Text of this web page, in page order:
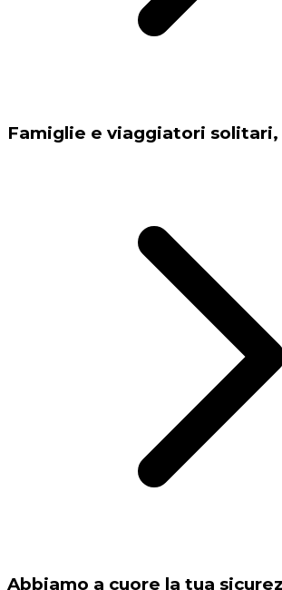
Famiglie e viaggiatori
Abbiamo a cuore la tua